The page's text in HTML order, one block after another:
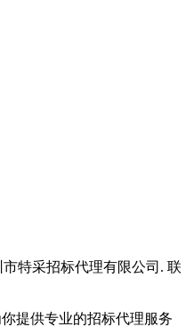
市特采招标代理有限公司. 联
提供专业的招标代理服务